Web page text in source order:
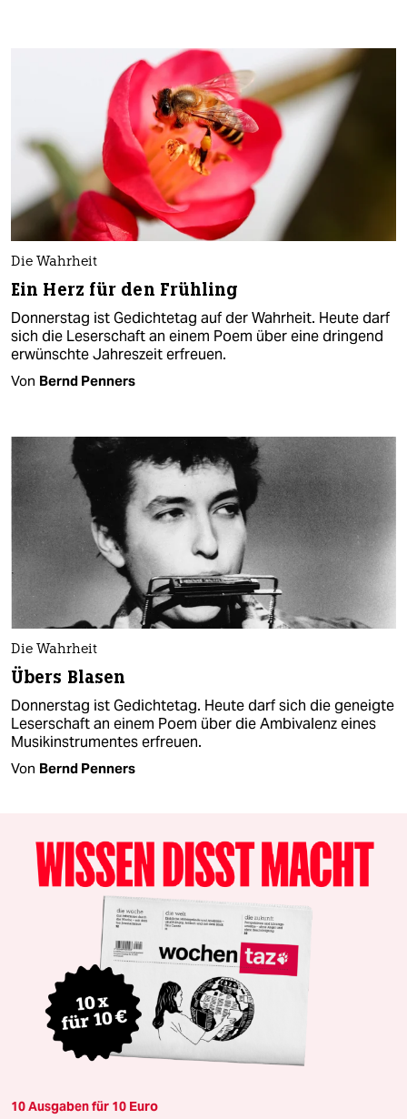
Die Wahrheit
Ein Herz für den Frühling
Donnerstag ist Gedichtetag auf der Wahrheit. Heute darf
sich die Leserschaft an einem Poem über eine dringend
erwünschte Jahreszeit erfreuen.
Von Bernd Penners
Die Wahrheit
Übers Blasen
Donnerstag ist Gedichtetag. Heute darf sich die geneigte
Leserschaft an einem Poem über die Ambivalenz eines
Musikinstrumentes erfreuen.
Von Bernd Penners
10 Ausgaben für 10 Euro